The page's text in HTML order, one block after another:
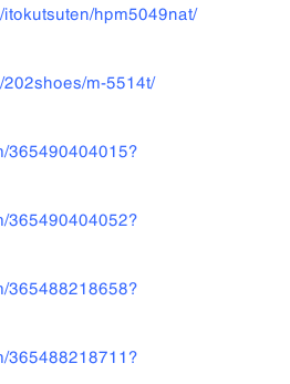
hpm5049nat/
m-5514t/
365490404015?
365490404052?
365488218658?
365488218711?